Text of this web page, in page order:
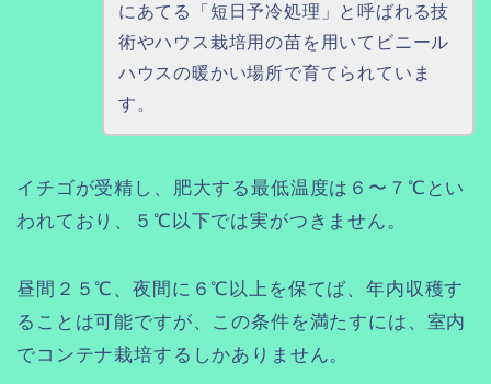
にあてる「短日予冷処理」と呼ばれる技
術やハウス栽培用の苗を用いてビニール
ハウスの暖かい場所で育てられていま
す。
イチゴが受精し、肥大する最低温度は６〜７℃とい
われており、５℃以下では実がつきません。
昼間２５℃、夜間に６℃以上を保てば、年内収穫す
ることは可能ですが、この条件を満たすには、室内
でコンテナ栽培するしかありません。